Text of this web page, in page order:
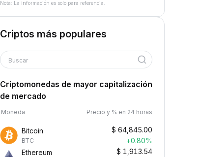
Nota: La información es solo para referencia.
Criptos más populares
Buscar
Criptomonedas de mayor capitalización
de mercado
Moneda Precio y % en 24 horas
Bitcoin
BTC
$ 64,845.00
+0.80%
Ethereum
$ 1,913.54